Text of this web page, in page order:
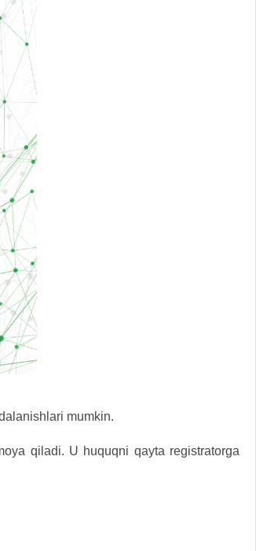
mumkin.
qiladi. U huquqni qayta registratorga